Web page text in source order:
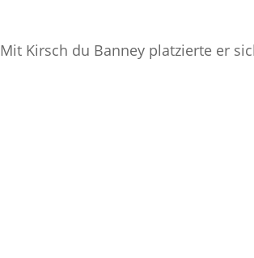
Kirsch du Banney platzierte er